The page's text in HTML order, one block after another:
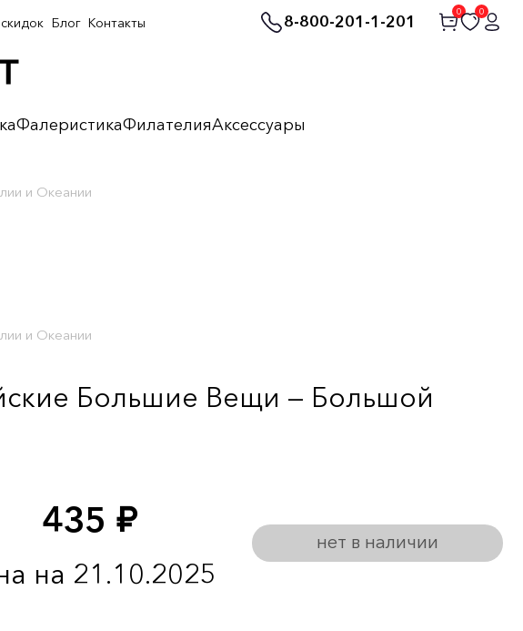
8-800-201-1-201
0 0
ФалеристикаФилателияАксессуары
Блог Контакты
и Океании
и Океании
Большие Вещи — Большой
435 руб.
на 21.10.2025
нет в наличии